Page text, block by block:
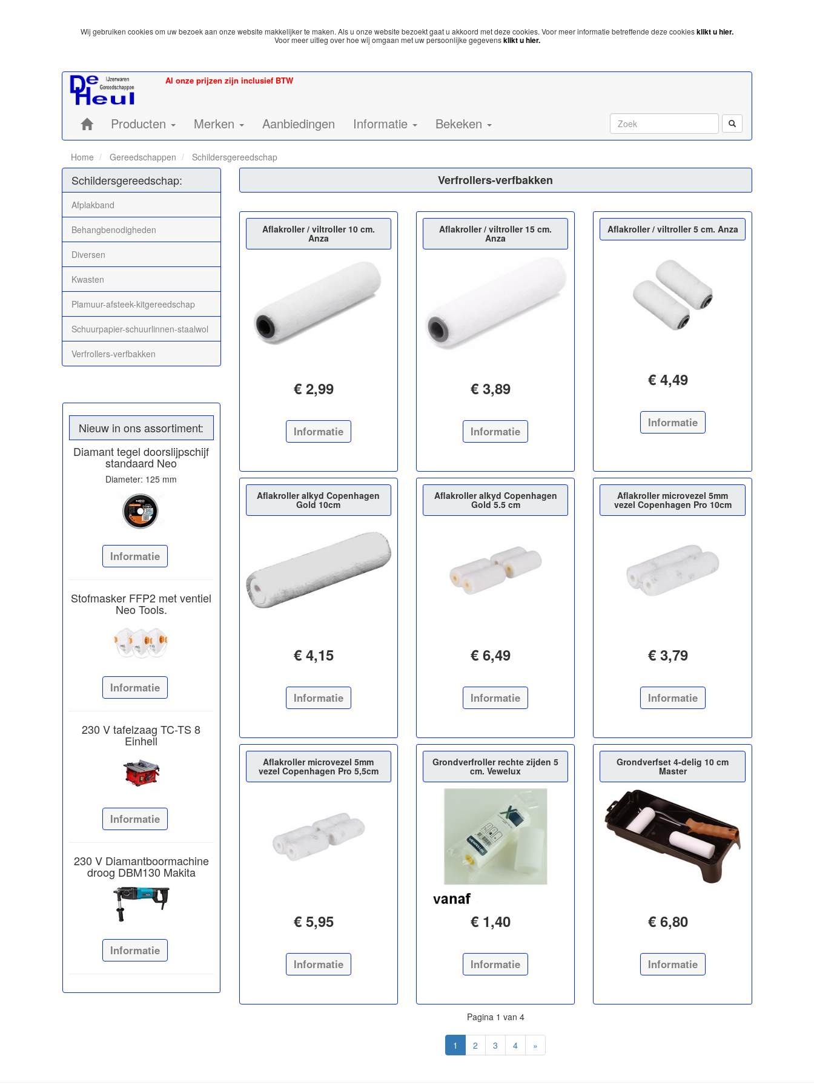
Wij gebruiken cookies om uw bezoek aan onze website makkelijker te maken. Als u onze website bezoekt gaat u akkoord met deze cookies. Voor meer informatie betreffende deze cookiesklikt u hier.
Voor meer uitleg over hoe wij omgaan met uw persoonlijke gegevensklikt u hier.
Al onze prijzen zijn inclusief BTW
Home:Producten Merken Aanbiedingen Informatie Bekeken
Home Gereedschappen Schildersgereedschap
Schildersgereedschap:
Afplakband
Behangbenodigheden
Diversen
Kwasten
Plamuur-afsteek-kitgereedschap
Schuurpapier-schuurlinnen-staalwol
Verfrollers-verfbakken
Nieuw in ons assortiment:
Diamant tegel doorslijpschijf
standaard Neo
Diameter: 125 mm
Informatie
Stofmasker FFP2 met ventiel
Neo Tools.
Informatie
230 V tafelzaag TC-TS 8
Einhell
Informatie
230 V Diamantboormachine
droog DBM130 Makita
Informatie
Verfrollers-verfbakken
Aflakroller / viltroller 10 cm.
Anza
€ 2,99
Informatie
Aflakroller / viltroller 15 cm.
Anza
€ 3,89
Informatie
Aflakroller / viltroller 5 cm. Anza
€ 4,49
Informatie
Aflakroller alkyd Copenhagen
Gold 10cm
€ 4,15
Informatie
Aflakroller alkyd Copenhagen
Gold 5.5 cm
€ 6,49
Informatie
Aflakroller microvezel 5mm
vezel Copenhagen Pro 10cm
€ 3,79
Informatie
Aflakroller microvezel 5mm
vezel Copenhagen Pro 5,5cm
€ 5,95
Informatie
Grondverfroller rechte zijden 5
cm. Vewelux
€ 1,40
Informatie
Grondverfset 4-delig 10 cm
Master
€ 6,80
Informatie
Pagina 1 van 4
1 2 3 4 »